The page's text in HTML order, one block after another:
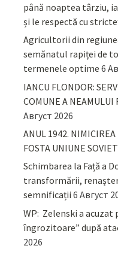
până noaptea târziu,
și le respectă cu
Agricultorii din
semănatul rapiței de
termenele optime 6
IANCU FLONDOR:
COMUNE A NEAMULUI
Август 2026
ANUL 1942.
FOSTA UNIUNE
Schimbarea la Față a
transformării,
semnificații 6 Август
WP: Zelenski a
îngrozitoare” după
2026